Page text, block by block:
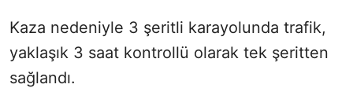
Kaza nedeniyle 3 şeritli karayolunda trafik,
yaklaşık 3 saat kontrollü olarak tek şeritten
sağlandı.